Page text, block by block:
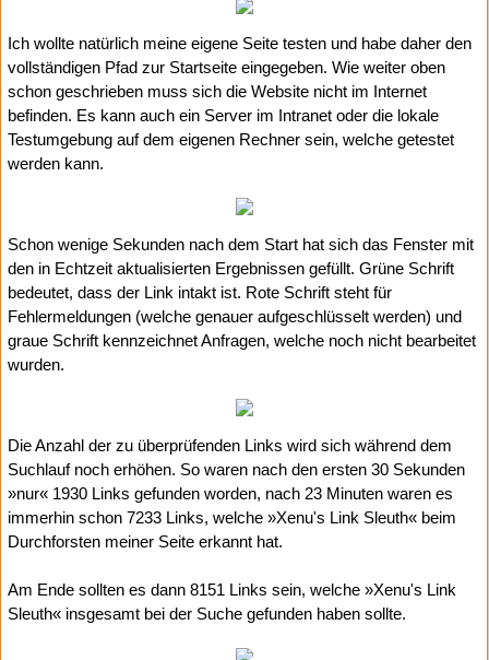
Ich wollte natürlich meine eigene Seite testen und habe daher den
vollständigen Pfad zur Startseite eingegeben. Wie weiter oben
schon geschrieben muss sich die Website nicht im Internet
befinden. Es kann auch ein Server im Intranet oder die lokale
Testumgebung auf dem eigenen Rechner sein, welche getestet
werden kann.
Schon wenige Sekunden nach dem Start hat sich das Fenster mit
den in Echtzeit aktualisierten Ergebnissen gefüllt. Grüne Schrift
bedeutet, dass der Link intakt ist. Rote Schrift steht für
Fehlermeldungen (welche genauer aufgeschlüsselt werden) und
graue Schrift kennzeichnet Anfragen, welche noch nicht bearbeitet
wurden.
Die Anzahl der zu überprüfenden Links wird sich während dem
Suchlauf noch erhöhen. So waren nach den ersten 30 Sekunden
»nur« 1930 Links gefunden worden, nach 23 Minuten waren es
immerhin schon 7233 Links, welche »Xenu's Link Sleuth« beim
Durchforsten meiner Seite erkannt hat.
Am Ende sollten es dann 8151 Links sein, welche »Xenu's Link
Sleuth« insgesamt bei der Suche gefunden haben sollte.